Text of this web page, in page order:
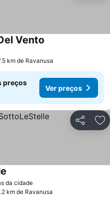
Vento
km de Ravanusa
preços
Ver preços
Partilhar
da cidade
km de Ravanusa